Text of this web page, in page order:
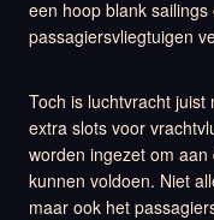
een hoop blank
passagiersvliegtuigen
Toch is luchtvracht
extra slots voor
worden ingezet om
kunnen voldoen. Niet
maar ook het